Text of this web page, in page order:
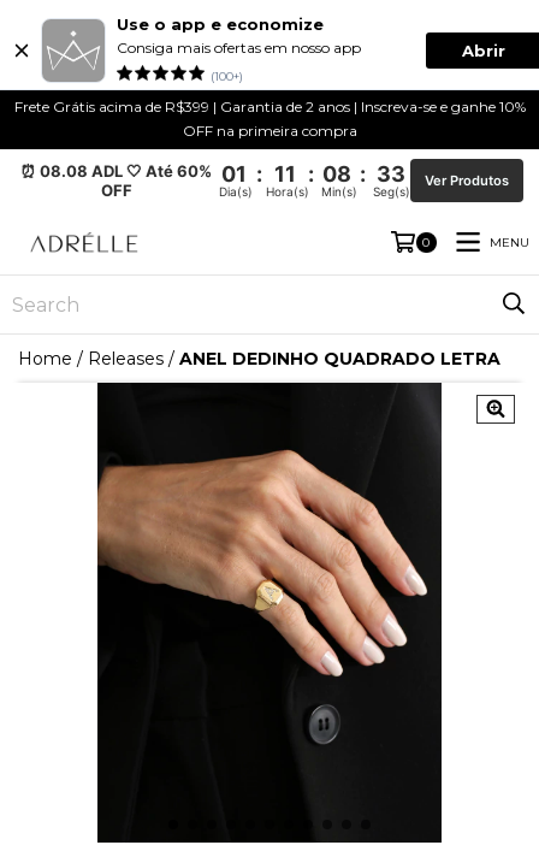
Use o app e economize
Consiga mais ofertas em nosso app
(100+)
Abrir
Frete Grátis acima de R$399 | Garantia de 2 anos | Inscreva-se e ganhe 10%
OFF na primeira compra
⏰ 08.08 ADL 🤍 Até 60%
OFF
01 : 11 : 08 : 33
Dia(s) Hora(s) Min(s) Seg(s)
Ver Produtos
0 MENU
Home / Releases / ANEL DEDINHO QUADRADO LETRA